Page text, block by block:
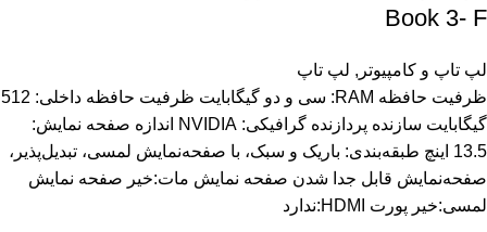
Book 3- F
لپ تاپ و کامپیوتر , لپ تاپ
ظرفیت حافظه RAM: سی و دو گیگابایت ظرفیت حافظه داخلی: 512
گیگابایت سازنده پردازنده گرافیکی: NVIDIA اندازه صفحه نمایش:
13.5 اینچ طبقه‌بندی: باریک و سبک، با صفحه‌نمایش لمسی، تبدیل‌پذیر،
صفحه‌نمایش قابل جدا شدن صفحه نمایش مات:خیر صفحه نمایش
لمسی:خیر پورت HDMI:ندارد